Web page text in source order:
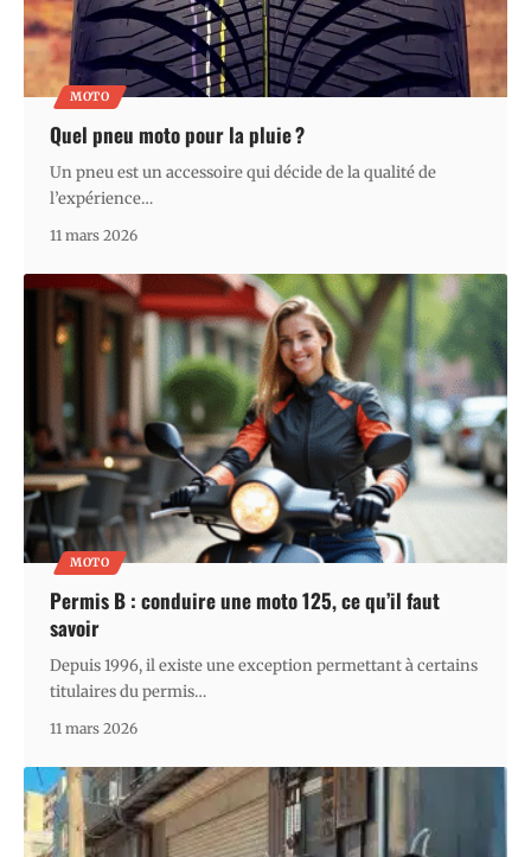
MOTO
Quel pneu moto pour la pluie ?
Un pneu est un accessoire qui décide de la qualité de
l’expérience…
11 mars 2026
MOTO
Permis B : conduire une moto 125, ce qu’il faut
savoir
Depuis 1996, il existe une exception permettant à certains
titulaires du permis…
11 mars 2026